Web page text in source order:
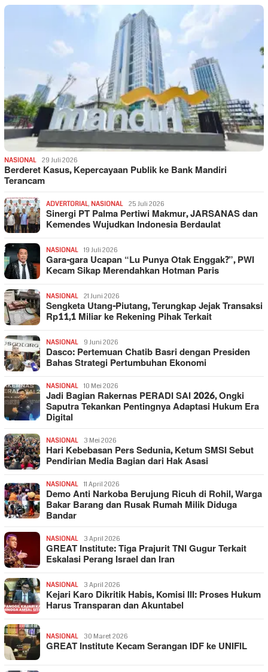
NASIONAL 29 Juli 2026
Berderet Kasus, Kepercayaan Publik ke Bank Mandiri
Terancam
ADVERTORIAL, NASIONAL 25 Juli 2026
Sinergi PT Palma Pertiwi Makmur, JARSANAS dan
Kemendes Wujudkan Indonesia Berdaulat
NASIONAL 19 Juli 2026
Gara-gara Ucapan “Lu Punya Otak Enggak?”, PWI
Kecam Sikap Merendahkan Hotman Paris
NASIONAL 21 Juni 2026
Sengketa Utang-Piutang, Terungkap Jejak Transaksi
Rp11,1 Miliar ke Rekening Pihak Terkait
NASIONAL 9 Juni 2026
Dasco: Pertemuan Chatib Basri dengan Presiden
Bahas Strategi Pertumbuhan Ekonomi
NASIONAL 10 Mei 2026
Jadi Bagian Rakernas PERADI SAI 2026, Ongki
Saputra Tekankan Pentingnya Adaptasi Hukum Era
Digital
NASIONAL 3 Mei 2026
Hari Kebebasan Pers Sedunia, Ketum SMSI Sebut
Pendirian Media Bagian dari Hak Asasi
NASIONAL 11 April 2026
Demo Anti Narkoba Berujung Ricuh di Rohil, Warga
Bakar Barang dan Rusak Rumah Milik Diduga
Bandar
NASIONAL 3 April 2026
GREAT Institute: Tiga Prajurit TNI Gugur Terkait
Eskalasi Perang Israel dan Iran
NASIONAL 3 April 2026
Kejari Karo Dikritik Habis, Komisi III: Proses Hukum
Harus Transparan dan Akuntabel
NASIONAL 30 Maret 2026
GREAT Institute Kecam Serangan IDF ke UNIFIL